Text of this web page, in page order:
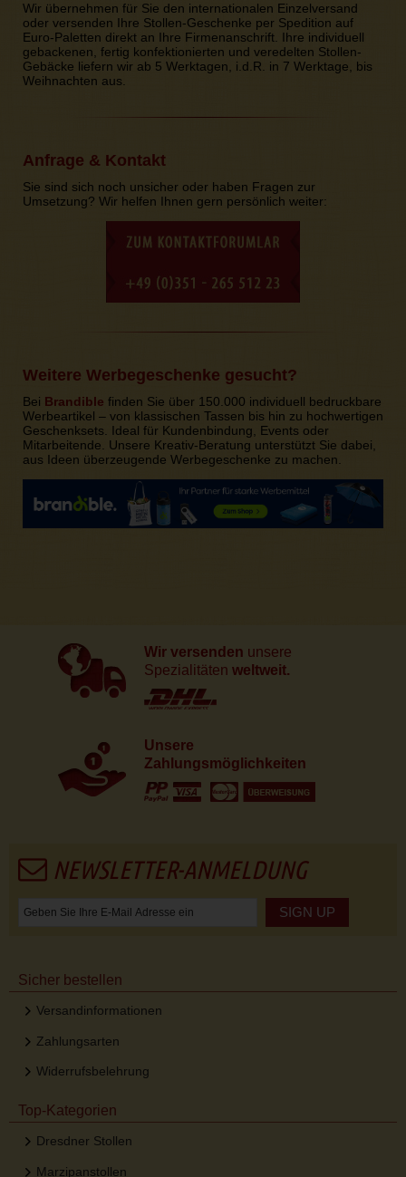
Wir übernehmen für Sie den internationalen Einzelversand
oder versenden Ihre Stollen-Geschenke per Spedition auf
Euro-Paletten direkt an Ihre Firmenanschrift. Ihre individuell
gebackenen, fertig konfektionierten und veredelten Stollen-
Gebäcke liefern wir ab 5 Werktagen, i.d.R. in 7 Werktage, bis
Weihnachten aus.
Anfrage & Kontakt
Sie sind sich noch unsicher oder haben Fragen zur
Umsetzung? Wir helfen Ihnen gern persönlich weiter:
Weitere Werbegeschenke gesucht?
Bei Brandible finden Sie über 150.000 individuell bedruckbare
Werbeartikel – von klassischen Tassen bis hin zu hochwertigen
Geschenksets. Ideal für Kundenbindung, Events oder
Mitarbeitende. Unsere Kreativ-Beratung unterstützt Sie dabei,
aus Ideen überzeugende Werbegeschenke zu machen.
Wir versenden unsere
Spezialitäten weltweit.
Unsere
Zahlungsmöglichkeiten
NEWSLETTER-ANMELDUNG
SIGN UP
Sicher bestellen
Versandinformationen
Zahlungsarten
Widerrufsbelehrung
Top-Kategorien
Dresdner Stollen
Marzipanstollen